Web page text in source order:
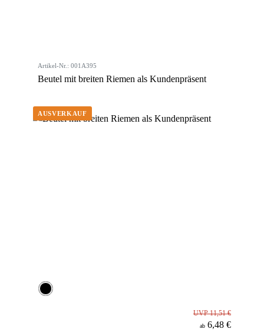
Artikel-Nr.: 001A395
Beutel mit breiten Riemen als Kundenpräsent
UVP 11,51 €
ab 6,48 €